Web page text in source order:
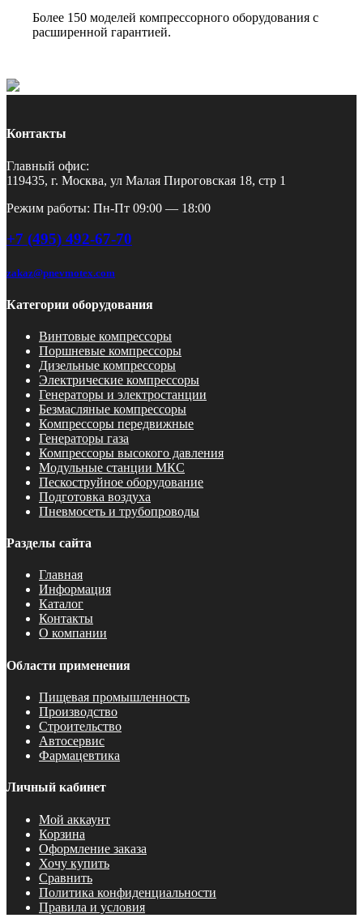
Более 150 моделей компрессорного оборудования с
расширенной гарантией.
Контакты
Главный офис:
119435, г. Москва, ул Малая Пироговская 18, стр 1
Режим работы: Пн-Пт 09:00 — 18:00
+7 (495) 492-67-70
zakaz@pnevmotex.com
Категории оборудования
Винтовые компрессоры
Поршневые компрессоры
Дизельные компрессоры
Электрические компрессоры
Генераторы и электростанции
Безмасляные компрессоры
Компрессоры передвижные
Генераторы газа
Компрессоры высокого давления
Модульные станции МКС
Пескоструйное оборудование
Подготовка воздуха
Пневмосеть и трубопроводы
Разделы сайта
Главная
Информация
Каталог
Контакты
О компании
Области применения
Пищевая промышленность
Производство
Строительство
Автосервис
Фармацевтика
Личный кабинет
Мой аккаунт
Корзина
Оформление заказа
Хочу купить
Сравнить
Политика конфиденциальности
Правила и условия